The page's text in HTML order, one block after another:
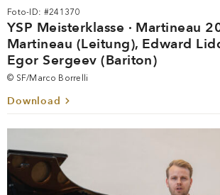
Foto-ID: #241370
YSP Meisterklasse · Martineau
Martineau (Leitung), Edward
Egor Sergeev (Bariton)
© SF/Marco Borrelli
Download